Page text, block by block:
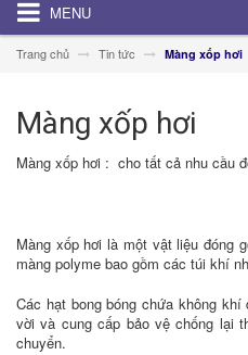
MENU
Trang chủ Tin tức Màng xốp hơi
Màng xốp hơi
Màng xốp hơi : cho tất cả nhu cầu
Màng xốp hơi là một vật liệu đóng
màng polyme bao gồm các túi khí
Các hạt bong bóng chứa không
vời và cung cấp bảo vệ chống lại
chuyển.